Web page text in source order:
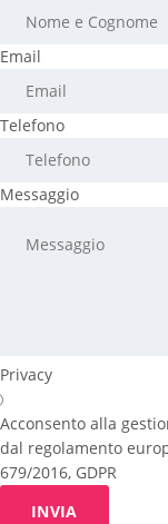
Email
Telefono
Messaggio
Privacy
Acconsento alla
dal regolamento
679/2016, GDPR
INVIA